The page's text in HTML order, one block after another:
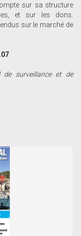
sur sa structure
et sur les dons.
sur le marché de
de surveillance et de